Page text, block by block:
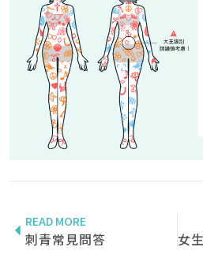
READ MORE
刺青常見問答